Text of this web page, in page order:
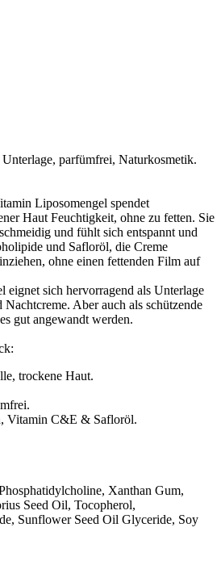
parfümfrei, Naturkosmetik.
Liposomengel spendet
Haut Feuchtigkeit, ohne zu fetten. Sie
und fühlt sich entspannt und
und Safloröl, die Creme
ohne einen fettenden Film auf
eignet sich hervorragend als Unterlage
Aber auch als schützende
gut angewandt werden.
trockene Haut.
Vitamin C&E & Safloröl.
Xanthan Gum,
Seed Oil, Tocopherol,
Sunflower Seed Oil Glyceride, Soy